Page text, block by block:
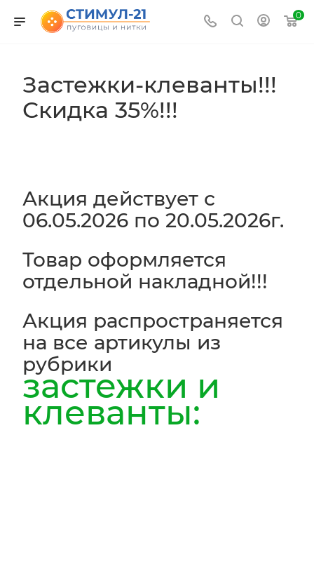
0
Застежки-клеванты!!!
Скидка 35%!!!
Акция действует с
06.05.2026 по 20.05.2026г.
Товар оформляется
отдельной накладной!!!
Акция распространяется
на все артикулы из
рубрики
застежки и
клеванты: